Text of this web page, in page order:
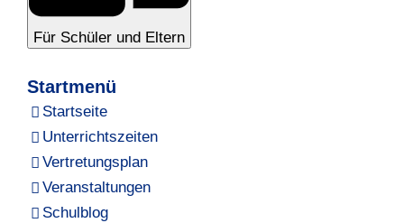
Für Schüler und Eltern
Startmenü
Startseite
Unterrichtszeiten
Vertretungsplan
Veranstaltungen
Schulblog